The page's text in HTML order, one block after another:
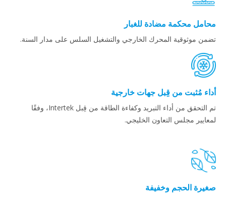
محامل محكمة مضادة للغبار
تضمن موثوقية المحرك الخارجي والتشغيل السلس على مدار السنة.
أداء مُثبت من قِبل جهات خارجية
تم التحقق من أداء التبريد وكفاءة الطاقة من قِبل Intertek، وفقًا
لمعايير مجلس التعاون الخليجي.
صغيرة الحجم وخفيفة